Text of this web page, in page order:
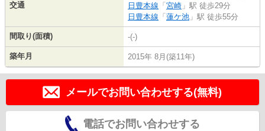
交通
日豊本線 「 宮崎 」駅 徒歩29分
日豊本線 「 蓮ケ池 」駅 徒歩55分
間取り(面積) -(-)
築年月 2015年 8月(築11年)
メールでお問い合わせする(無料)
電話でお問い合わせする